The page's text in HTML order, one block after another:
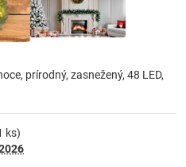
prírodný, zasnežený, 48 LED,
ks)